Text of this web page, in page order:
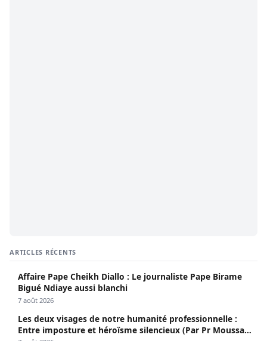
ARTICLES RÉCENTS
Affaire Pape Cheikh Diallo : Le journaliste Pape Birame
Bigué Ndiaye aussi blanchi
7 août 2026
Les deux visages de notre humanité professionnelle :
Entre imposture et héroïsme silencieux (Par Pr Moussa